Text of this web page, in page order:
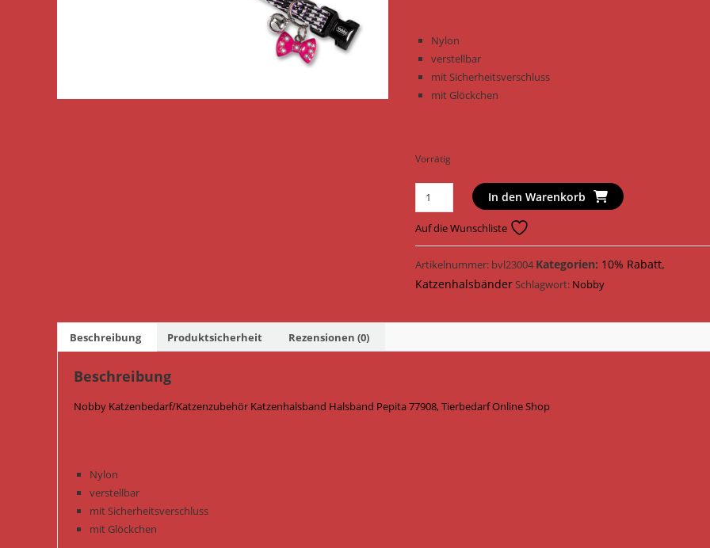
Nylon
verstellbar
mit Sicherheitsverschluss
mit Glöckchen
Vorrätig
Nobby
Katzenhalsband
Halsband
PEPITa
77908
/
In den Warenkorb
Auf die Wunschliste
Artikelnummer: bvl23004Kategorien: 10% Rabatt,
KatzenhalsbänderSchlagwort: Nobby
Beschreibung Produktsicherheit Rezensionen (0)
Beschreibung
Nobby Katzenbedarf/Katzenzubehör Katzenhalsband Halsband Pepita 77908, Tierbedarf Online Shop
Nylon
verstellbar
mit Sicherheitsverschluss
mit Glöckchen